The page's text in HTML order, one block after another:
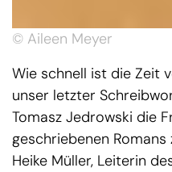
© Aileen Meyer
Wie schnell ist die Zeit
unser letzter
Tomasz Jedrowski die
geschriebenen
Heike Müller, Leiterin